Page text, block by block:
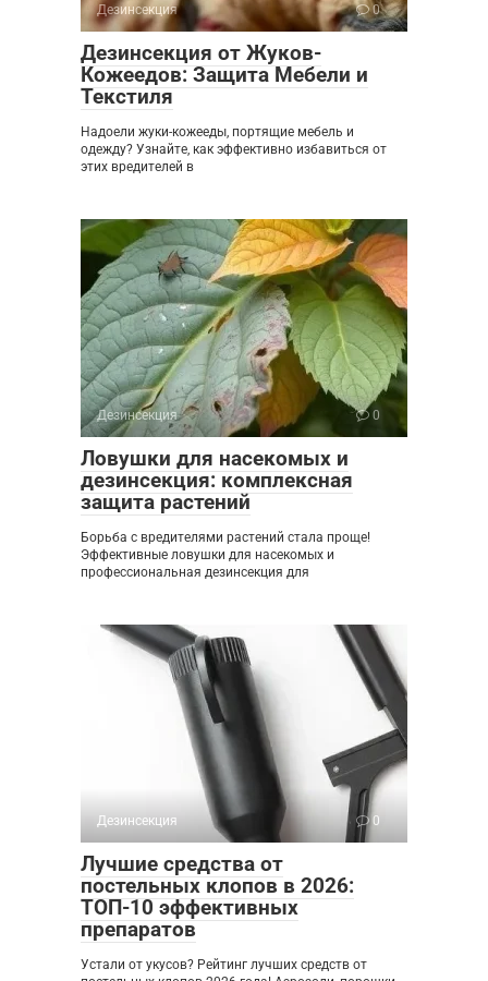
Дезинсекция 0
Дезинсекция от Жуков-
Кожеедов: Защита Мебели и
Текстиля
Надоели жуки-кожееды, портящие мебель и
одежду? Узнайте, как эффективно избавиться от
этих вредителей в
Дезинсекция 0
Ловушки для насекомых и
дезинсекция: комплексная
защита растений
Борьба с вредителями растений стала проще!
Эффективные ловушки для насекомых и
профессиональная дезинсекция для
Дезинсекция 0
Лучшие средства от
постельных клопов в 2026:
ТОП-10 эффективных
препаратов
Устали от укусов? Рейтинг лучших средств от